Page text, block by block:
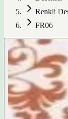
Renkli
FR06